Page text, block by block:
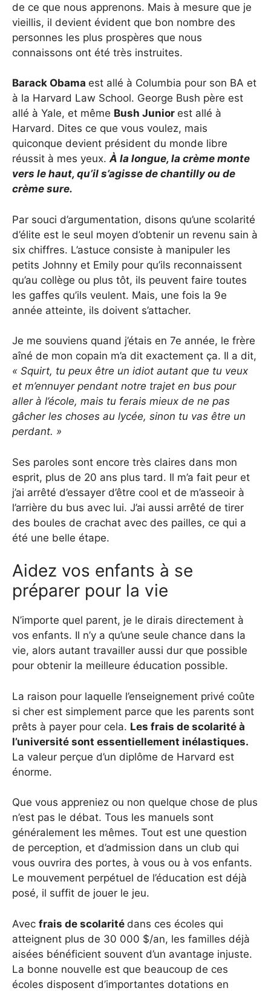
de ce que nous apprenons. Mais à mesure que je
vieillis, il devient évident que bon nombre des
personnes les plus prospères que nous
connaissons ont été très instruites.
Barack Obama est allé à Columbia pour son BA et
à la Harvard Law School. George Bush père est
allé à Yale, et même Bush Junior est allé à
Harvard. Dites ce que vous voulez, mais
quiconque devient président du monde libre
réussit à mes yeux.À la longue, la crème monte
vers le haut, qu’il s’agisse de chantilly ou de
crème sure.
Par souci d’argumentation, disons qu’une scolarité
d’élite est le seul moyen d’obtenir un revenu sain à
six chiffres. L’astuce consiste à manipuler les
petits Johnny et Emily pour qu’ils reconnaissent
qu’au collège ou plus tôt, ils peuvent faire toutes
les gaffes qu’ils veulent. Mais, une fois la 9e
année atteinte, ils doivent s’attacher.
Je me souviens quand j’étais en 7e année, le frère
aîné de mon copain m’a dit exactement ça. Il a dit,
« Squirt, tu peux être un idiot autant que tu veux
et m’ennuyer pendant notre trajet en bus pour
aller à l’école, mais tu ferais mieux de ne pas
gâcher les choses au lycée, sinon tu vas être un
perdant. »
Ses paroles sont encore très claires dans mon
esprit, plus de 20 ans plus tard. Il m’a fait peur et
j’ai arrêté d’essayer d’être cool et de m’asseoir à
l’arrière du bus avec lui. J’ai aussi arrêté de tirer
des boules de crachat avec des pailles, ce qui a
été une belle étape.
Aidez vos enfants à se
préparer pour la vie
N’importe quel parent, je le dirais directement à
vos enfants. Il n’y a qu’une seule chance dans la
vie, alors autant travailler aussi dur que possible
pour obtenir la meilleure éducation possible.
La raison pour laquelle l’enseignement privé coûte
si cher est simplement parce que les parents sont
prêts à payer pour cela. Les frais de scolarité à
l’université sont essentiellement inélastiques.
La valeur perçue d’un diplôme de Harvard est
énorme.
Que vous appreniez ou non quelque chose de plus
n’est pas le débat. Tous les manuels sont
généralement les mêmes. Tout est une question
de perception, et d’admission dans un club qui
vous ouvrira des portes, à vous ou à vos enfants.
Le mouvement perpétuel de l’éducation est déjà
posé, il suffit de jouer le jeu.
Avec frais de scolarité dans ces écoles qui
atteignent plus de 30 000 $/an, les familles déjà
aisées bénéficient souvent d’un avantage injuste.
La bonne nouvelle est que beaucoup de ces
écoles disposent d’importantes dotations en